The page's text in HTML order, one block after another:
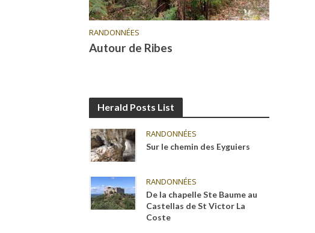
RANDONNÉES
Autour de Ribes
Herald Posts List
RANDONNÉES
Sur le chemin des Eyguiers
RANDONNÉES
De la chapelle Ste Baume au
Castellas de St Victor La
Coste